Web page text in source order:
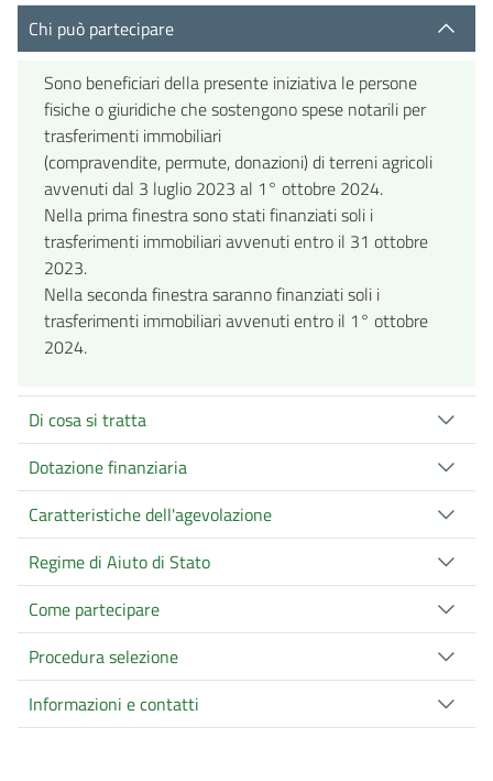
Chi può partecipare
Sono beneficiari della presente iniziativa le persone
fisiche o giuridiche che sostengono spese notarili per
trasferimenti immobiliari
(compravendite, permute, donazioni) di terreni agricoli
avvenuti dal 3 luglio 2023 al 1° ottobre 2024.
Nella prima finestra sono stati finanziati soli i
trasferimenti immobiliari avvenuti entro il 31 ottobre
2023.
Nella seconda finestra saranno finanziati soli i
trasferimenti immobiliari avvenuti entro il 1° ottobre
2024.
Di cosa si tratta
Dotazione finanziaria
Caratteristiche dell'agevolazione
Regime di Aiuto di Stato
Come partecipare
Procedura selezione
Informazioni e contatti